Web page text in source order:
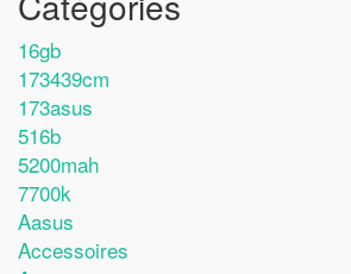
16gb
173439cm
173asus
516b
5200mah
7700k
Aasus
Accessoires